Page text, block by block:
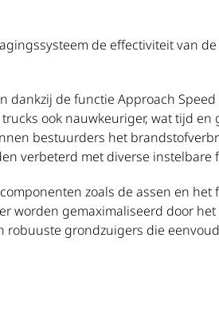
de effectiviteit van
dankzij de functie Approach
ook nauwkeuriger, wat tijd
bestuurders het
verbeterd met diverse instelbare
zoals de assen en
worden gemaximaliseerd door
robuuste grondzuigers die